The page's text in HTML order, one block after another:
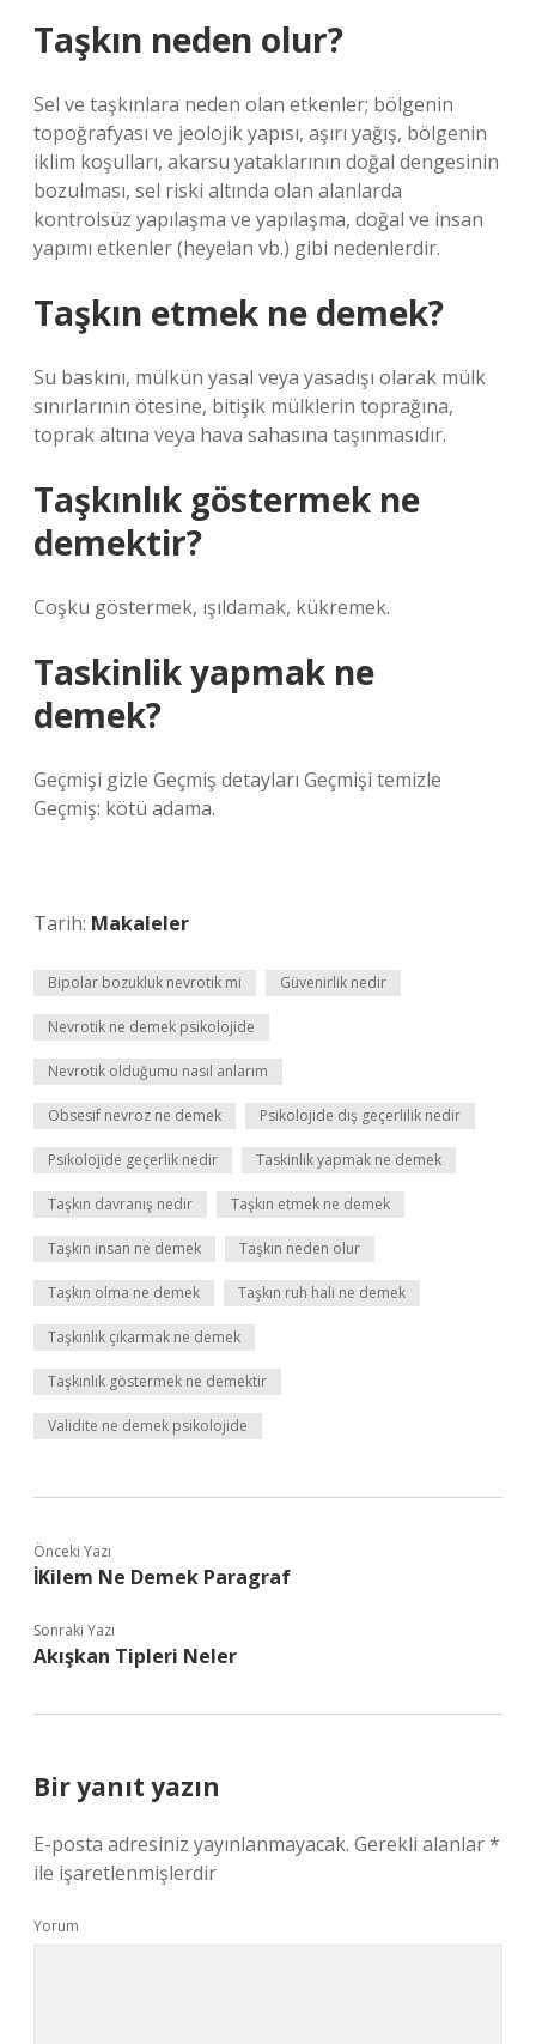
Taşkın neden olur?
Sel ve taşkınlara neden olan etkenler; bölgenin
topoğrafyası ve jeolojik yapısı, aşırı yağış, bölgenin
iklim koşulları, akarsu yataklarının doğal dengesinin
bozulması, sel riski altında olan alanlarda
kontrolsüz yapılaşma ve yapılaşma, doğal ve insan
yapımı etkenler (heyelan vb.) gibi nedenlerdir.
Taşkın etmek ne demek?
Su baskını, mülkün yasal veya yasadışı olarak mülk
sınırlarının ötesine, bitişik mülklerin toprağına,
toprak altına veya hava sahasına taşınmasıdır.
Taşkınlık göstermek ne
demektir?
Coşku göstermek, ışıldamak, kükremek.
Taskinlik yapmak ne
demek?
Geçmişi gizle Geçmiş detayları Geçmişi temizle
Geçmiş: kötü adama.
Tarih: Makaleler
Bipolar bozukluk nevrotik mi Güvenirlik nedir
Nevrotik ne demek psikolojide
Nevrotik olduğumu nasıl anlarım
Obsesif nevroz ne demek Psikolojide dış geçerlilik nedir
Psikolojide geçerlik nedir Taskinlik yapmak ne demek
Taşkın davranış nedir Taşkın etmek ne demek
Taşkın insan ne demek Taşkın neden olur
Taşkın olma ne demek Taşkın ruh hali ne demek
Taşkınlık çıkarmak ne demek
Taşkınlık göstermek ne demektir
Validite ne demek psikolojide
Önceki Yazı
İKilem Ne Demek Paragraf
Sonraki Yazı
Akışkan Tipleri Neler
Bir yanıt yazın
E-posta adresiniz yayınlanmayacak. Gerekli alanlar*
ile işaretlenmişlerdir
Yorum